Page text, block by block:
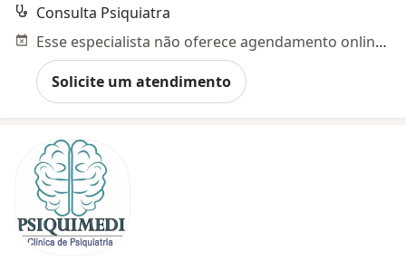
Consulta Psiquiatra
Esse especialista não oferece agendamento online para esse endereço.
Solicite um atendimento